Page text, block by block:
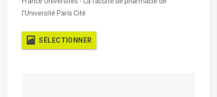
l'Université Paris Cité
SÉLECTIONNER